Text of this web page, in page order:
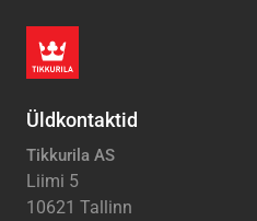
Üldkontaktid
Tikkurila AS
Liimi 5
10621 Tallinn